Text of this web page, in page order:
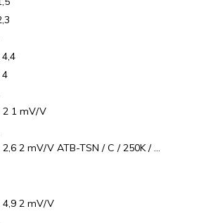
4
2 1 mV/V
2 mV/V ATB-TSN / C / 250K / …
4,9 2 mV/V